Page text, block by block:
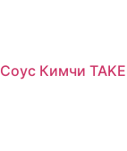
Соус Кимчи